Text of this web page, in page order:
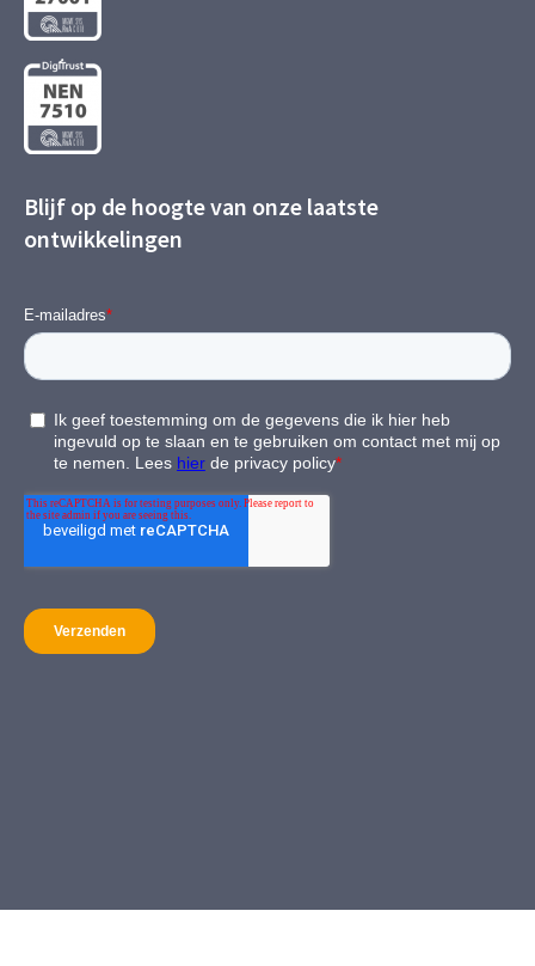
Blijf op de hoogte van onze laatste
ontwikkelingen